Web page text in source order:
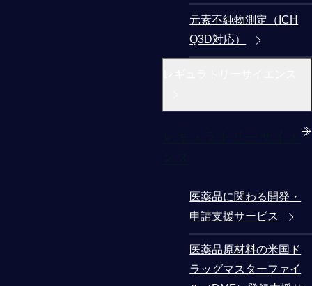
元素不純物測定（ICH
Q3D対応）
医薬品に関わる開発・
申請支援サービス
医薬品原材料の米国ド
ラッグマスターファイ